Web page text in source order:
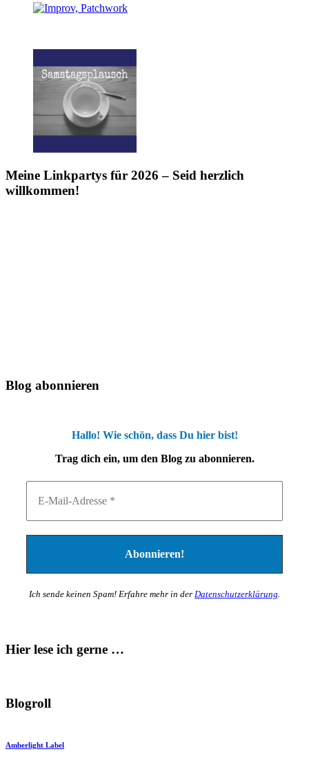
Meine Linkpartys für 2026 – Seid herzlich
willkommen!
Blog abonnieren
Hallo! Wie schön, dass Du hier bist!
Trag dich ein, um den Blog zu abonnieren.
Ich sende keinen Spam! Erfahre mehr in der Datenschutzerklärung.
Hier lese ich gerne …
Blogroll
Amberlight Label